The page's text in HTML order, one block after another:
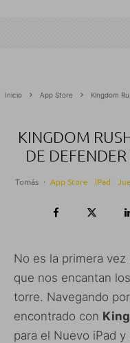
Inicio App Store Kingdom
KINGDOM
DE
Tomás · App Store iPad
No es la primera
que nos encantan
torre. Navegando
encontrado con
para el Nuevo iPad